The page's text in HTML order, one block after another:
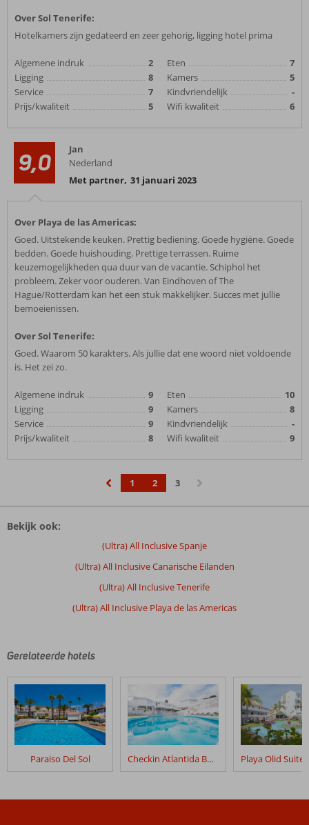
Over Sol Tenerife:
Hotelkamers zijn gedateerd en zeer gehorig, ligging hotel prima
Algemene indruk
2
Ligging
8
Service
7
Prijs/kwaliteit
5
Eten
7
Kamers
5
Kindvriendelijk
-
Wifi kwaliteit
6
9,0
Jan
Nederland
Met partner, 31 januari 2023
Over Playa de las Americas:
Goed. Uitstekende keuken. Prettig bediening. Goede hygiëne. Goede
bedden. Goede huishouding. Prettige terrassen. Ruime
keuzemogelijkheden qua duur van de vacantie. Schiphol het
probleem. Zeker voor ouderen. Van Eindhoven of The
Hague/Rotterdam kan het een stuk makkelijker. Succes met jullie
bemoeienissen.
Over Sol Tenerife:
Goed. Waarom 50 karakters. Als jullie dat ene woord niet voldoende
is. Het zei zo.
Algemene indruk
9
Ligging
9
Service
9
Prijs/kwaliteit
8
Eten
10
Kamers
8
Kindvriendelijk
-
Wifi kwaliteit
9
1 2
3
Bekijk ook:
(Ultra) All Inclusive Spanje
(Ultra) All Inclusive Canarische Eilanden
(Ultra) All Inclusive Tenerife
(Ultra) All Inclusive Playa de las Americas
Gerelateerde hotels
Paraiso Del Sol Checkin Atlantida Bungalows